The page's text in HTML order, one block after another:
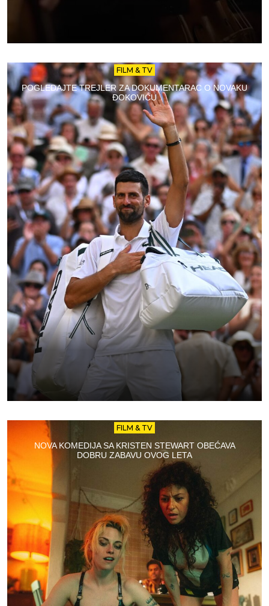
FILM & TV
POGLEDAJTE TREJLER ZA DOKUMENTARAC O NOVAKU
ĐOKOVIĆU
FILM & TV
NOVA KOMEDIJA SA KRISTEN STEWART OBEĆAVA
DOBRU ZABAVU OVOG LETA